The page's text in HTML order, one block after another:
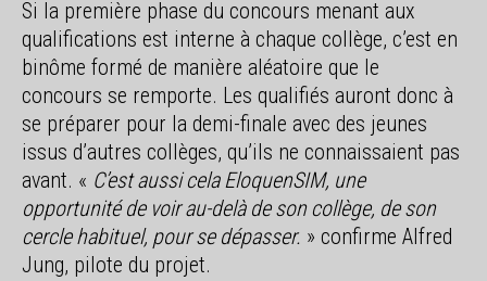
Si la première phase du concours menant aux
qualifications est interne à chaque collège, c’est en
binôme formé de manière aléatoire que le
concours se remporte. Les qualifiés auront donc à
se préparer pour la demi-finale avec des jeunes
issus d’autres collèges, qu’ils ne connaissaient pas
avant. « C’est aussi cela EloquenSIM, une
opportunité de voir au-delà de son collège, de son
cercle habituel, pour se dépasser. » confirme Alfred
Jung, pilote du projet.